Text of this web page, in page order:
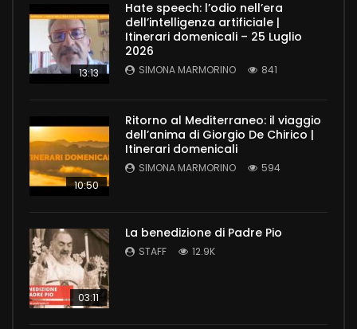
13:13
Hate speech: l’odio nell’era
dell’intelligenza artificiale |
Itinerari domenicali – 25 Luglio
2026
SIMONA MARMORINO 841
10:50
Ritorno al Mediterraneo: il viaggio
dell’anima di Giorgio De Chirico |
Itinerari domenicali
SIMONA MARMORINO 594
03:11
La benedizione di Padre Pio
STAFF 12.9K